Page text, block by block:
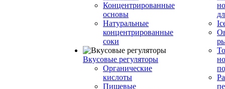
Концентрированные
основы
Натуральные
концентрированные
соки
Вкусовые регуляторы
Органические
кислоты
Пищевые